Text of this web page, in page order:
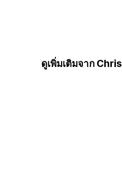
ดูเพิ่มเติมจาก Chris